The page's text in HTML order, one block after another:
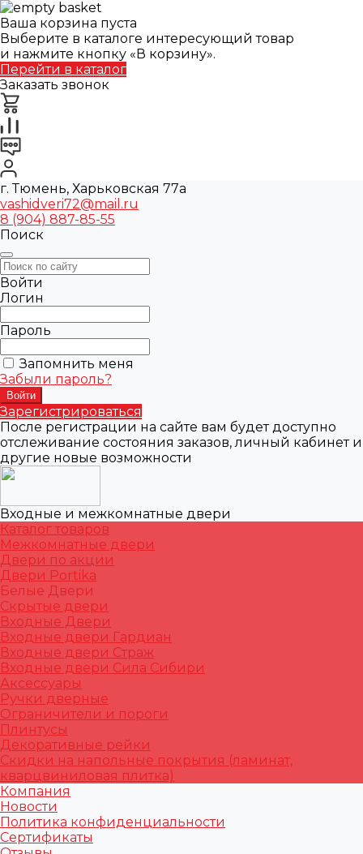
Ваша корзина пуста
Выберите в каталоге интересующий товар
и нажмите кнопку «В корзину».
Перейти в каталог
Заказать звонок
г. Тюмень, Харьковская 77а
vashidveri72@mail.ru
8 (904) 887-85-55
Поиск
Войти
Логин
Пароль
Запомнить меня
Забыли пароль?
Зарегистрироваться
После регистрации на сайте вам будет доступно
отслеживание состояния заказов, личный кабинет и
другие новые возможности
Входные и межкомнатные двери
Каталог товаров
Межкомнатные двери
Двери по акции
Двери Portika
Белые Двери
Скрытые двери
Входные Двери
Входные двери Гардиан
Входные двери Страж
Входные двери Сила Сибири
Аксессуары
Ручки дверные
Ограничители и пороги
Плинтусы
Декоративные рейки
Скидки на напольные покрытия (ламинат,
кварцвиниловая плитка)
Компания
Новости
Политика конфиденциальности
Сертификаты